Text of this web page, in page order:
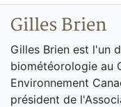
Gilles Brien
Gilles Brien est l'un
biométéorologie au
Environnement
président de